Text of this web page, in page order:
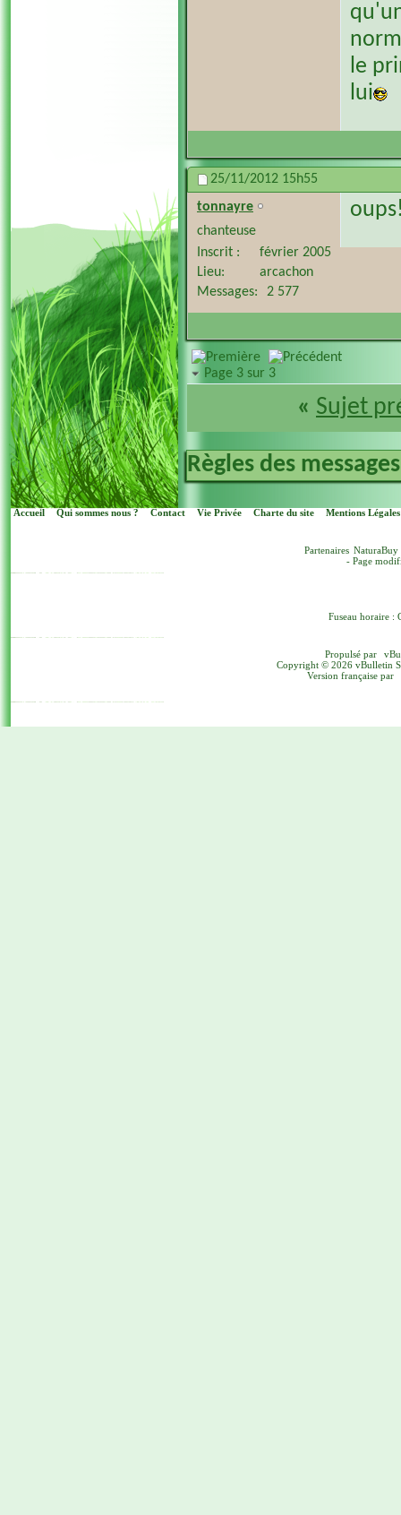
le
lui
25/11/2012 15h55
tonnayre
chanteuse
Inscrit
février 2005
Lieu
arcachon
Messages
2 577
Page 3 sur 3
« Sujet
Règles des messages
Accueil Qui sommes nous ? Contact Vie Privée Charte du site Mentions Légales
Partenaires NaturaBuy
- Page
Fuseau horaire :
Propulsé par
Copyright © 2026 vBulletin
Version française par